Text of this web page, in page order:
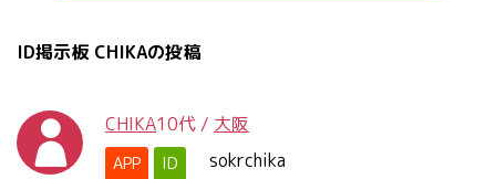
ID掲示板 CHIKAの投稿
CHIKA10代 / 大阪
APP ID sokrchika